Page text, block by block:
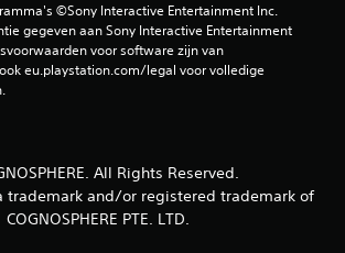
©Sony Interactive Entertainment Inc.
gegeven aan Sony Interactive Entertainment
voor software zijn van
eu.playstation.com/legal voor volledige
All Rights Reserved.
trademark and/or registered trademark of
COGNOSPHERE PTE. LTD.